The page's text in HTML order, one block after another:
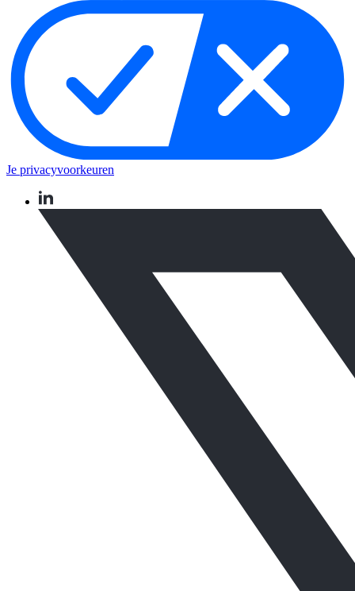
Je privacyvoorkeuren